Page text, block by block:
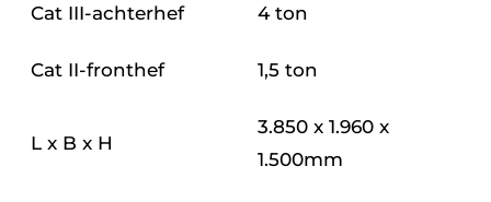
Cat III-achterhef 4 ton
Cat II-fronthef 1,5 ton
L x B x H
3.850 x 1.960 x
1.500mm